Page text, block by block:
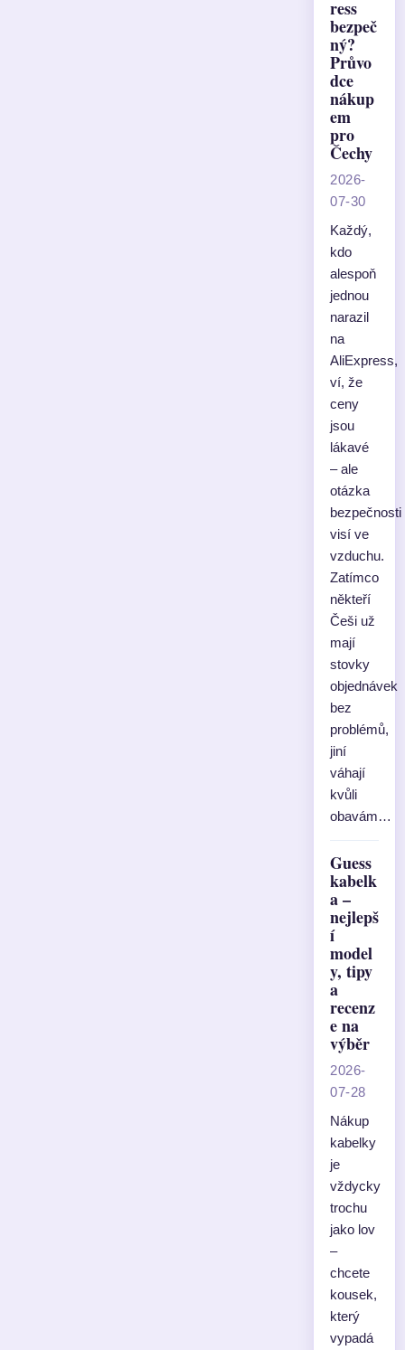
ress
bezpeč
ný?
Průvo
dce
nákup
em
pro
Čechy
2026-
07-30
Každý,
kdo
alespoň
jednou
narazil
na
AliExpress,
ví, že
ceny
jsou
lákavé
– ale
otázka
bezpečnosti
visí ve
vzduchu.
Zatímco
někteří
Češi už
mají
stovky
objednávek
bez
problémů,
jiní
váhají
kvůli
obavám…
Guess
kabelk
a –
nejlepš
í
model
y, tipy
a
recenz
e na
výběr
2026-
07-28
Nákup
kabelky
je
vždycky
trochu
jako lov
–
chcete
kousek,
který
vypadá